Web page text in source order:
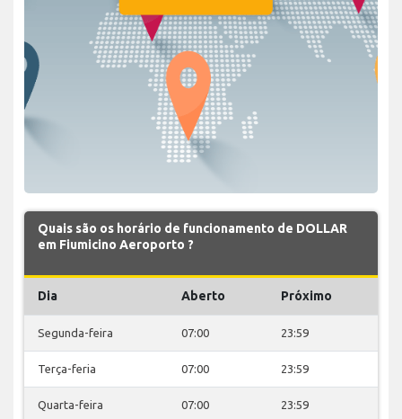
Quais são os horário de funcionamento de DOLLAR
em Fiumicino Aeroporto ?
Dia Aberto Próximo
Segunda-feira 07:00 23:59
Terça-feria 07:00 23:59
Quarta-feira 07:00 23:59